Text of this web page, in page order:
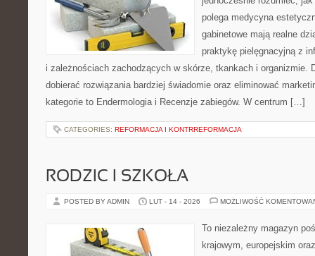
polega medycyna
gabinetowe mają realne
praktykę pielęgnacyjną z
i zależnościach zachodzących w skórze, tkankach i organizmie.
dobierać rozwiązania bardziej świadomie oraz eliminować
kategorie to Endermologia i Recenzje zabiegów. W centrum […]
CATEGORIES: REFORMACJA I KONTRREFORMACJA
RODZIC I SZKOŁA
POSTED BY ADMIN LUT - 14 - 2026 MOŻLIWOŚĆ
To niezależny magazyn
krajowym, europejskim